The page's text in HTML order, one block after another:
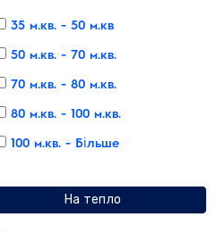
35 м.кв. - 50 м.кв
50 м.кв. - 70 м.кв.
70 м.кв. - 80 м.кв.
80 м.кв. - 100 м.кв.
100 м.кв. - Більше
На тепло